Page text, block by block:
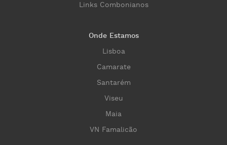
Links Combonianos
Onde Estamos
Lisboa
Camarate
Santarém
Viseu
Maia
VN Famalicão